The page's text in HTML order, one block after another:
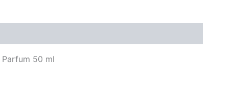
Parfum 50 ml